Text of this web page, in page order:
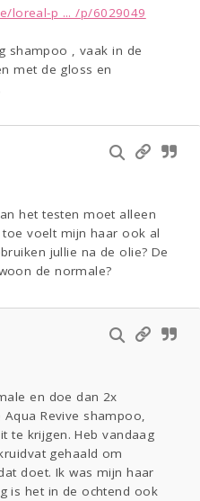
loreal-p ... /p/6029049
shampoo , vaak in de
met de gloss en
het testen moet alleen
voelt mijn haar ook al
jullie na de olie? De
de normale?
en doe dan 2x
Revive shampoo,
te krijgen. Heb vandaag
gehaald om
doet. Ik was mijn haar
is het in de ochtend ook